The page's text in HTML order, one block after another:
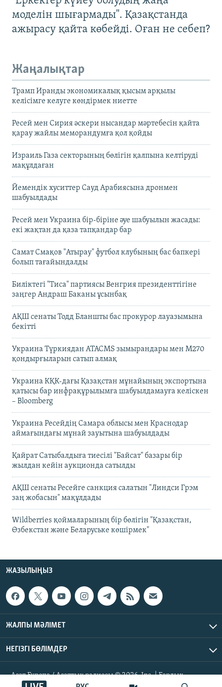
моделін шығармады". Қазақстанда
ажырасу қайта көбейді. Оған не себеп?
Жаңалықтар
Трамп Иранды экономикалық қысым арқылы
келісімге келуге көндірмек ниетте
Ресей мен Сирия әскери нысандар мәртебесін қайта
қарау жайлы меморандумға қол қойды
Израиль Газа секторының бөлігін қалпына келтіруді
мақұлдаған
Йемендік хуситтер Сауд Арабиясына дронмен
шабуылдады
Ресей мен Украина бір-біріне әуе шабуылын жасады:
екі жақтан да қаза тапқандар бар
Самат Смақов "Атырау" футбол клубының бас бапкері
болып тағайындалды
Биліктегі "Тиса" партиясы Венгрия президенттігіне
заңгер Андраш Баканы ұсынбақ
АҚШ сенаты Тодд Бланшты бас прокурор лауазымына
бекітті
Украина Түркиядан ATACMS зымырандары мен M270
қондырғыларын сатып алмақ
Украина КҚК-дағы Қазақстан мұнайының экспортына
қатысы бар инфрақұрылымға шабуылдамауға келіскен
– Bloomberg
Украина Ресейдің Самара облысы мен Краснодар
аймағындағы мұнай зауытына шабуылдады
Қайрат Сатыбалдыға тиесілі "Байсат" базары бір
жылдан кейін аукционда сатылды
АҚШ сенаты Ресейге санкция салатын "Линдси Грэм
заң жобасын" мақұлдады
Wildberries қоймаларының бір бөлігін "Қазақстан,
Өзбекстан және Беларуське көшірмек"
ЖАЗЫЛЫҢЫЗ
ЖАЛПЫ МӘЛІМЕТ
НЕГІЗГІ БӨЛІМДЕР
Азат Еуропа / Азаттық радиосы © 2026, Inc. | Барлық
құқықтары қорғалған